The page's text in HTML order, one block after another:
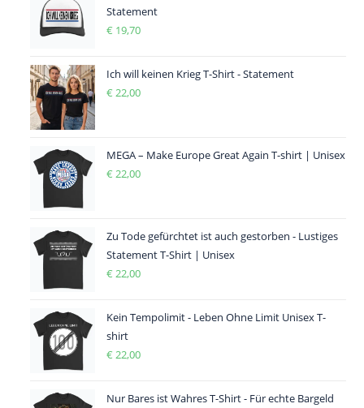
Statement
€ 19,70
Ich will keinen Krieg T-Shirt - Statement
€ 22,00
MEGA – Make Europe Great Again T-shirt | Unisex
€ 22,00
Zu Tode gefürchtet ist auch gestorben - Lustiges
Statement T-Shirt | Unisex
€ 22,00
Kein Tempolimit - Leben Ohne Limit Unisex T-
shirt
€ 22,00
Nur Bares ist Wahres T-Shirt - Für echte Bargeld